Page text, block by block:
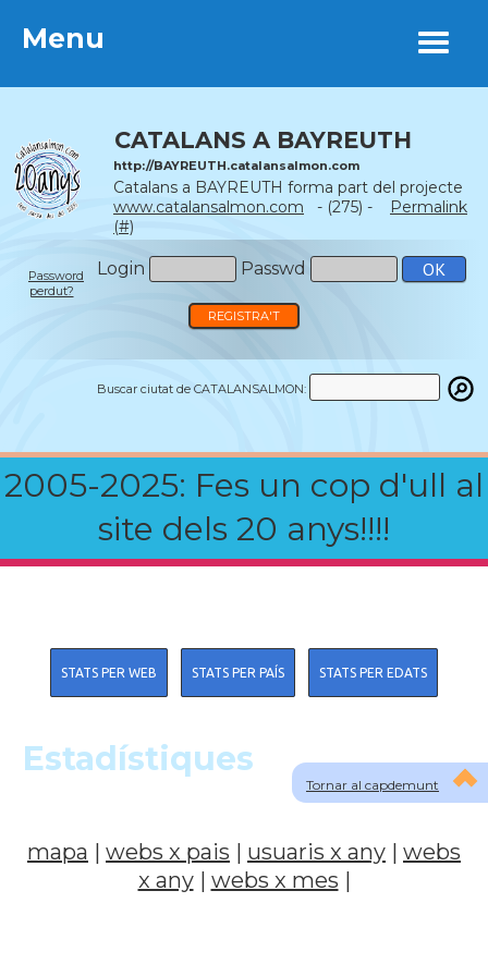
Menu
CATALANS A BAYREUTH
http://BAYREUTH.catalansalmon.com
Catalans a BAYREUTH forma part del projecte
www.catalansalmon.com - (275) -
Permalink
(#)
Login Passwd
Password
perdut?
REGISTRA'T
Buscar ciutat de CATALANSALMON:
2005-2025: Fes un cop d'ull al
site dels 20 anys!!!!
Menu
Tornar al capdemunt
STATS PER WEB STATS PER PAÍS STATS PER EDATS
Estadístiques
mapa | webs x pais | usuaris x any | webs
x any| webs x mes |